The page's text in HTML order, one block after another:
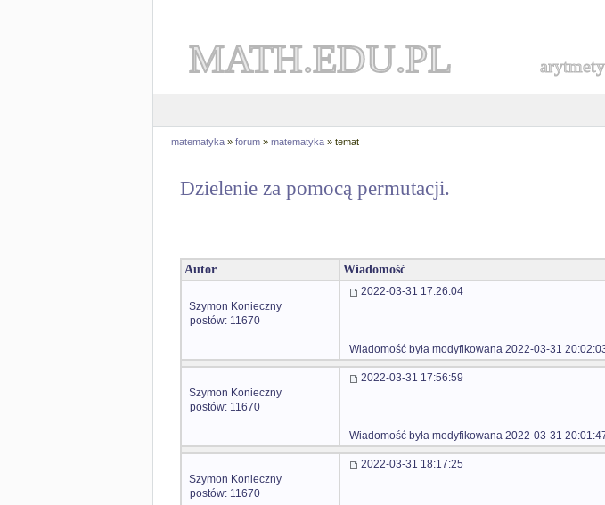
MATH.EDU.PL
matematyka » forum » matematyka » temat
Dzielenie za pomocą permutacji.
Autor Wiadomość
Szymon Konieczny
postów: 11670
2022-03-31 17:26:04
Wiadomość była modyfikowana 2022-03-31
Szymon Konieczny
postów: 11670
2022-03-31 17:56:59
Wiadomość była modyfikowana 2022-03-31
Szymon Konieczny
postów: 11670
2022-03-31 18:17:25